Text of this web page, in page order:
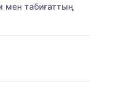
мен табиғаттың